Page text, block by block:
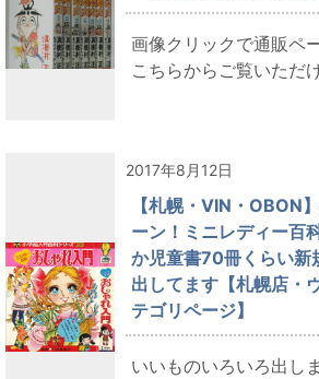
画像クリックで通販ペ
こちらからご覧いただ
2017年8月12日
【札幌・VIN・OBON
ーン！ミニレディー百
か児童書70冊くらい新
出してます【札幌店・
テゴリページ】
いいものいろいろ出し